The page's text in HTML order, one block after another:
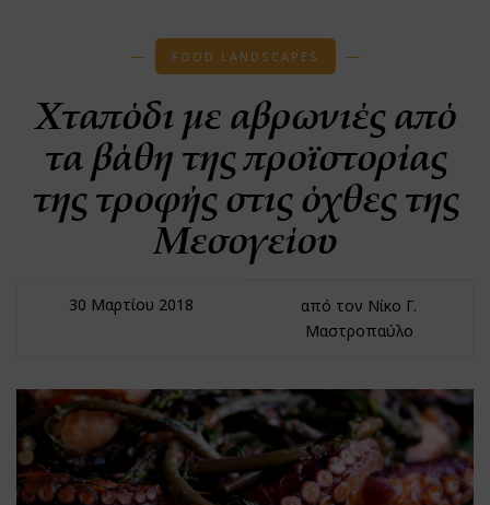
FOOD LANDSCAPES
Χταπόδι με αβρωνιές από
τα βάθη της προϊστορίας
της τροφής στις όχθες της
Μεσογείου
30 Μαρτίου 2018
από τον Νίκο Γ.
Μαστροπαύλο